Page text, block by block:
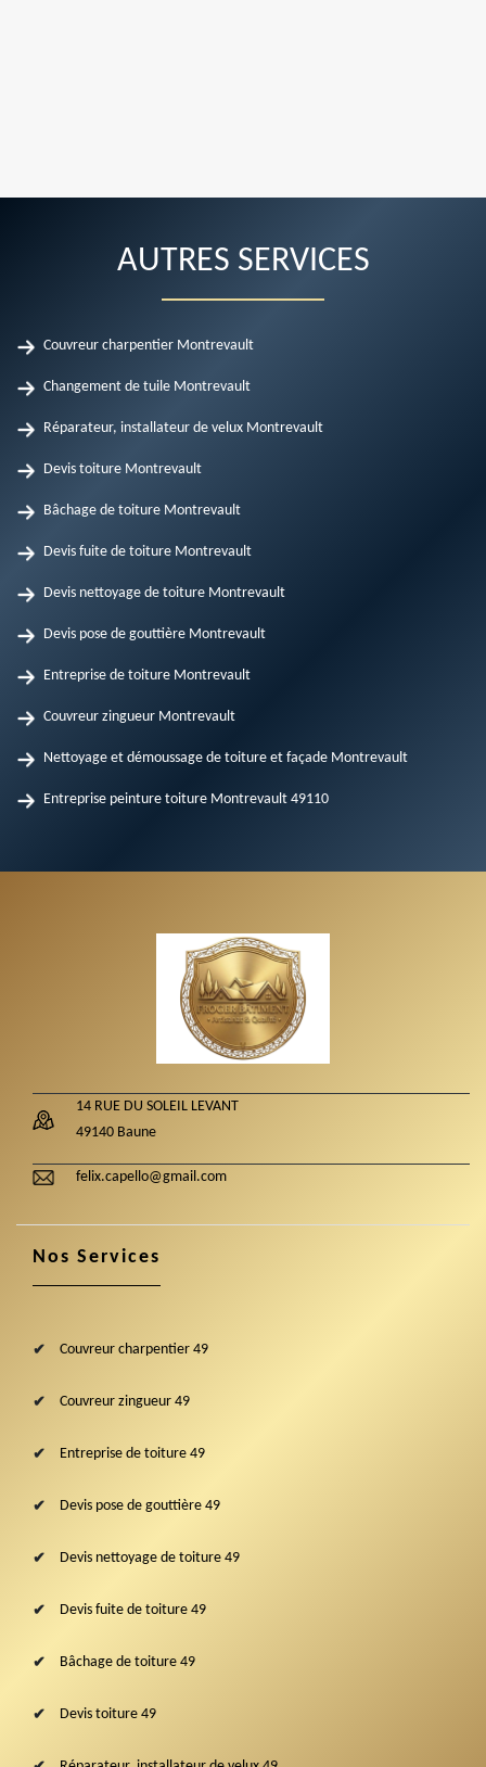
AUTRES SERVICES
Couvreur charpentier Montrevault
Changement de tuile Montrevault
Réparateur, installateur de velux Montrevault
Devis toiture Montrevault
Bâchage de toiture Montrevault
Devis fuite de toiture Montrevault
Devis nettoyage de toiture Montrevault
Devis pose de gouttière Montrevault
Entreprise de toiture Montrevault
Couvreur zingueur Montrevault
Nettoyage et démoussage de toiture et façade Montrevault
Entreprise peinture toiture Montrevault 49110
14 RUE DU SOLEIL LEVANT
49140 Baune
felix.capello@gmail.com
Nos Services
Couvreur charpentier 49
Couvreur zingueur 49
Entreprise de toiture 49
Devis pose de gouttière 49
Devis nettoyage de toiture 49
Devis fuite de toiture 49
Bâchage de toiture 49
Devis toiture 49